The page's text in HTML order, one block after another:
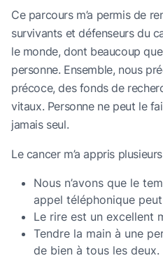
Ce parcours m’a permis de
survivants et défenseurs du
le monde, dont beaucoup que
personne. Ensemble, nous
précoce, des fonds de
vitaux. Personne ne peut le
jamais seul.
Le cancer m’a appris
Nous n’avons que le
appel téléphonique
Le rire est un excellent
Tendre la main à une
de bien à tous les deux.